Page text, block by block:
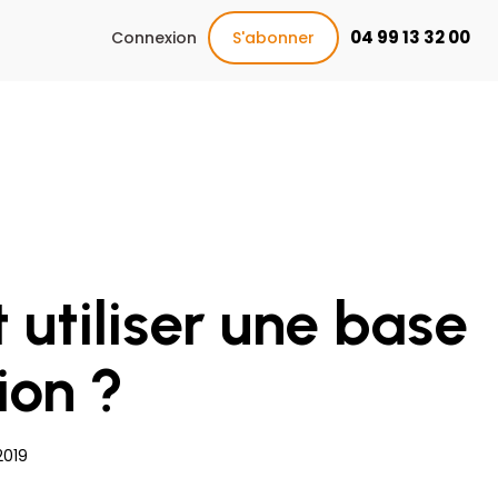
Connexion S'abonner 04 99 13 32 00
une base
?